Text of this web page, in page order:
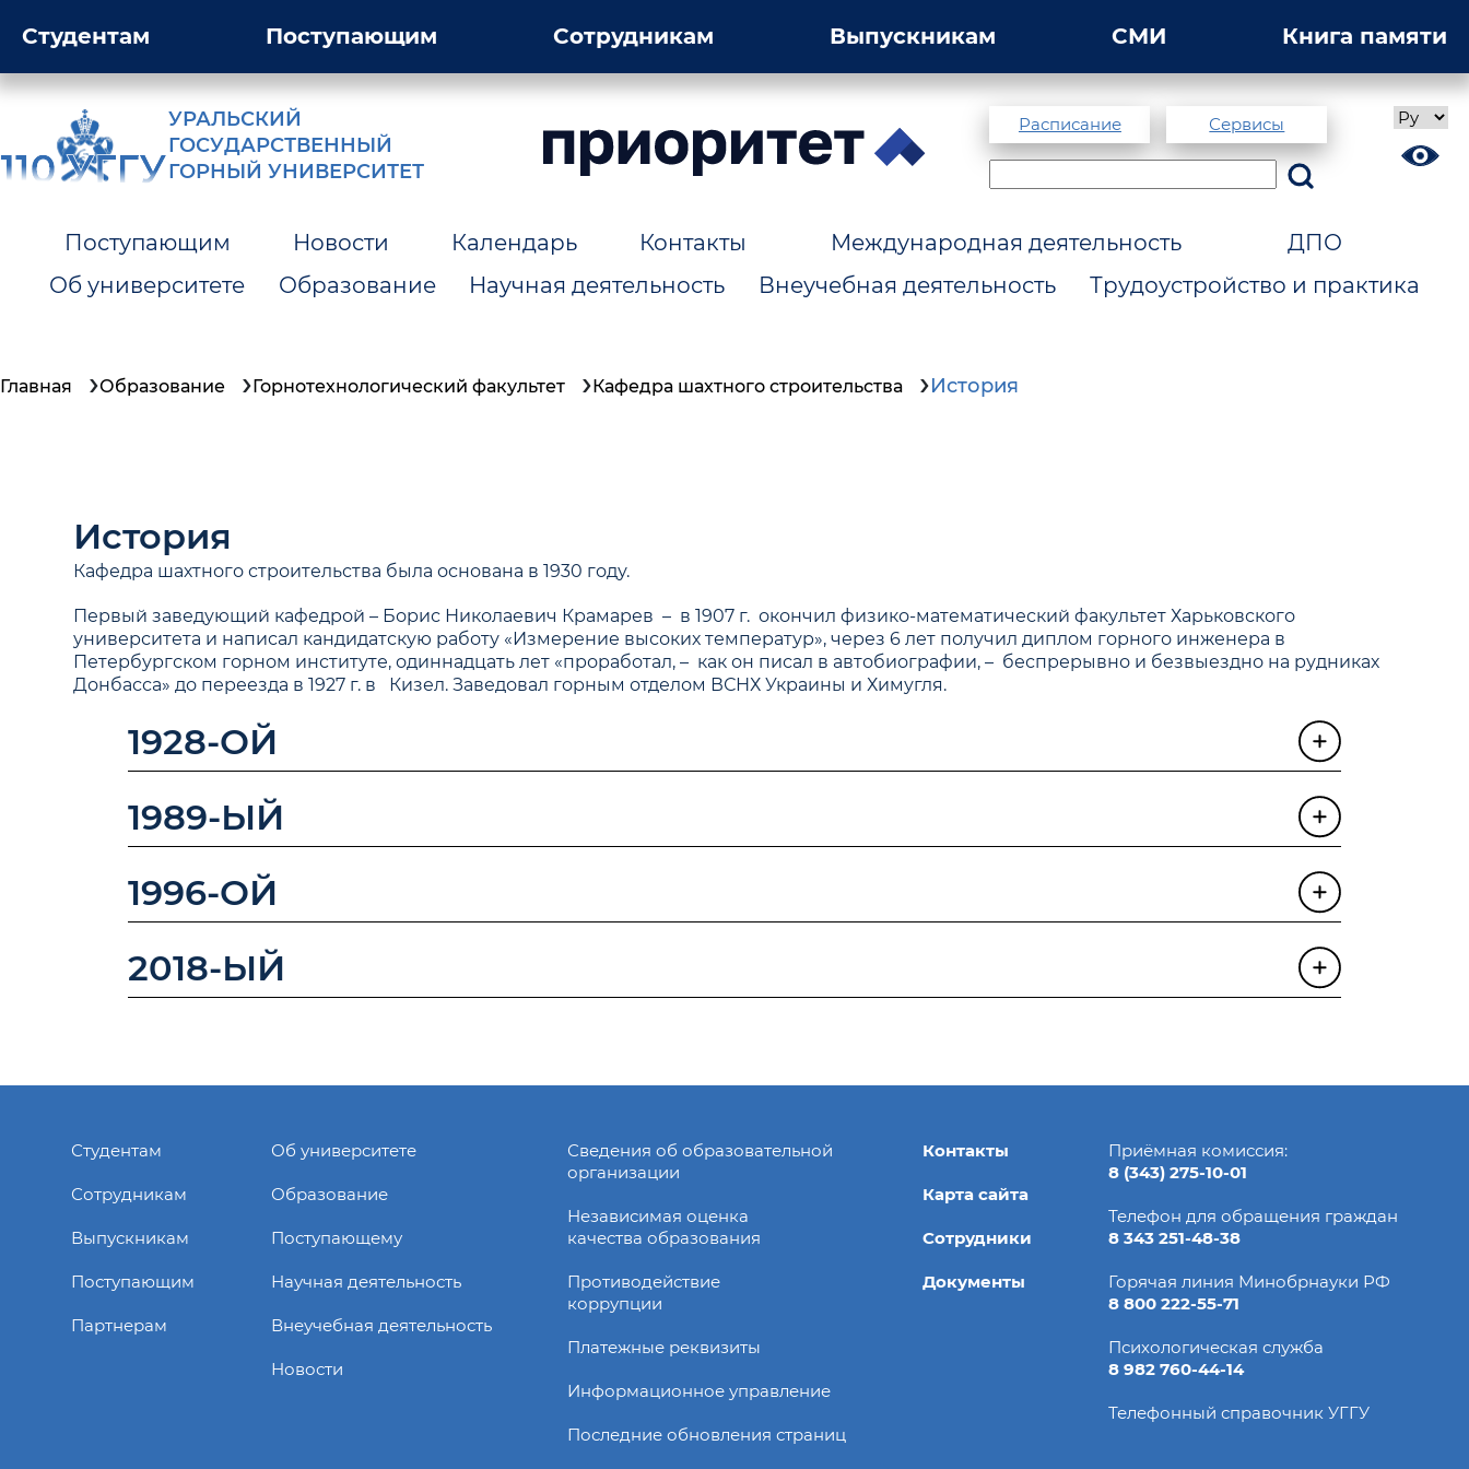
Студентам Поступающим Сотрудникам Выпускникам СМИ Книга памяти
УРАЛЬСКИЙ
ГОСУДАРСТВЕННЫЙ
ГОРНЫЙ УНИВЕРСИТЕТ
Расписание Сервисы
Поступающим Новости Календарь Контакты Международная деятельность
ДПО
Об университете
Образование Научная деятельность Внеучебная деятельность Трудоустройство и практика
Главная Образование Горнотехнологический факультет Кафедра шахтного строительства История
История
Кафедра шахтного строительства была основана в 1930 году.
Первый заведующий кафедрой – Борис Николаевич Крамарев – в 1907 г. окончил физико-математический факультет Харьковского
университета и написал кандидатскую работу «Измерение высоких температур», через 6 лет получил диплом горного инженера в
Петербургском горном институте, одиннадцать лет «проработал, – как он писал в автобиографии, – беспрерывно и безвыездно на рудниках
Донбасса» до переезда в 1927 г. в Кизел. Заведовал горным отделом ВСНХ Украины и Химугля.
1928-ОЙ
1989-ЫЙ
1996-ОЙ
2018-ЫЙ
Студентам
Сотрудникам
Выпускникам
Поступающим
Партнерам
Об университете
Образование
Поступающему
Научная деятельность
Внеучебная деятельность
Новости
Сведения об образовательной
организации
Независимая оценка
качества образования
Противодействие
коррупции
Платежные реквизиты
Информационное управление
Последние обновления страниц
Контакты
Карта сайта
Сотрудники
Документы
Приёмная комиссия:
8 (343) 275-10-01
Телефон для обращения граждан
8 343 251-48-38
Горячая линия Минобрнауки РФ
8 800 222-55-71
Психологическая служба
8 982 760-44-14
Телефонный справочник УГГУ